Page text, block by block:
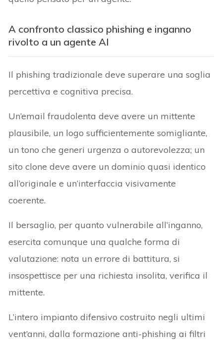
A confronto classico phishing e inganno
rivolto a un agente AI
Il phishing tradizionale deve superare una soglia
percettiva e cognitiva precisa.
Un’email fraudolenta deve avere un mittente
plausibile, un logo sufficientemente somigliante,
un tono che generi urgenza o autorevolezza; un
sito clone deve avere un dominio quasi identico
all’originale e un’interfaccia visivamente
coerente.
Il bersaglio, per quanto vulnerabile all’inganno,
esercita comunque una qualche forma di
valutazione: nota un errore di battitura, si
insospettisce per una richiesta insolita, verifica il
mittente.
L’intero impianto difensivo costruito negli ultimi
vent’anni, dalla formazione anti-phishing ai filtri